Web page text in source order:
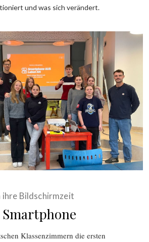
und was sich verändert.
ihre Bildschirmzeit
Klassenzimmern die ersten